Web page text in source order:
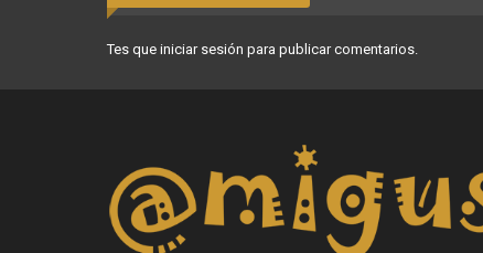
Tes que iniciar sesión para publicar comentarios.